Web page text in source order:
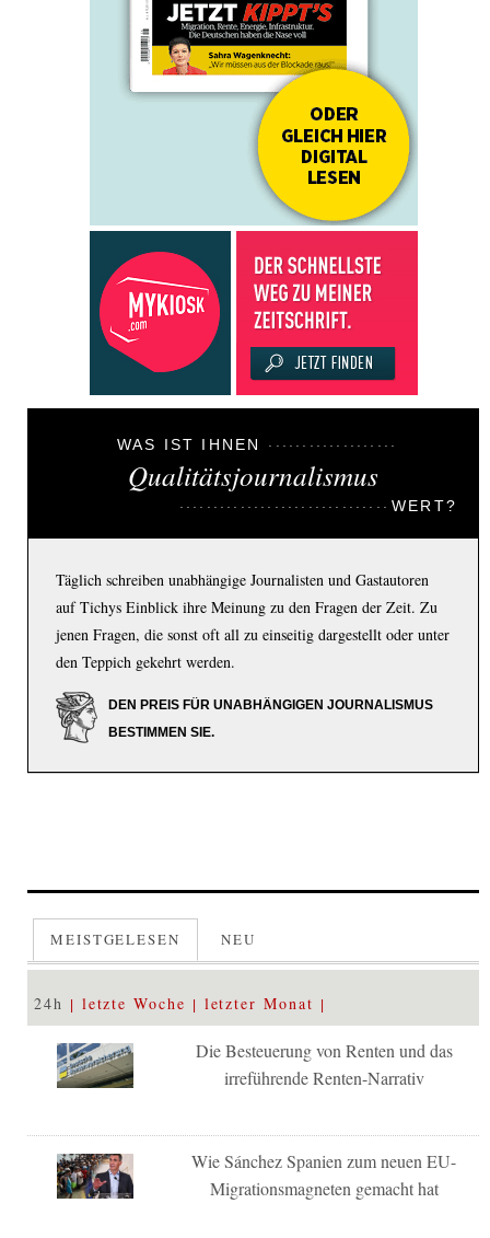
WAS IST IHNEN
Qualitätsjournalismus
WERT?
Täglich schreiben unabhängige Journalisten und Gastautoren
auf Tichys Einblick ihre Meinung zu den Fragen der Zeit. Zu
jenen Fragen, die sonst oft all zu einseitig dargestellt oder unter
den Teppich gekehrt werden.
DEN PREIS FÜR UNABHÄNGIGEN JOURNALISMUS
BESTIMMEN SIE.
MEISTGELESEN NEU
24h letzte Woche letzter Monat
Die Besteuerung von Renten und das
irreführende Renten-Narrativ
Wie Sánchez Spanien zum neuen EU-
Migrationsmagneten gemacht hat